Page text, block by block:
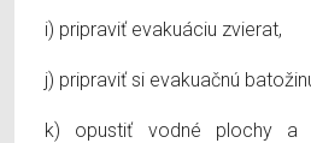
i) pripraviť evakuáciu zvierat,
j) pripraviť si evakuačnú
k) opustiť vodné plochy a